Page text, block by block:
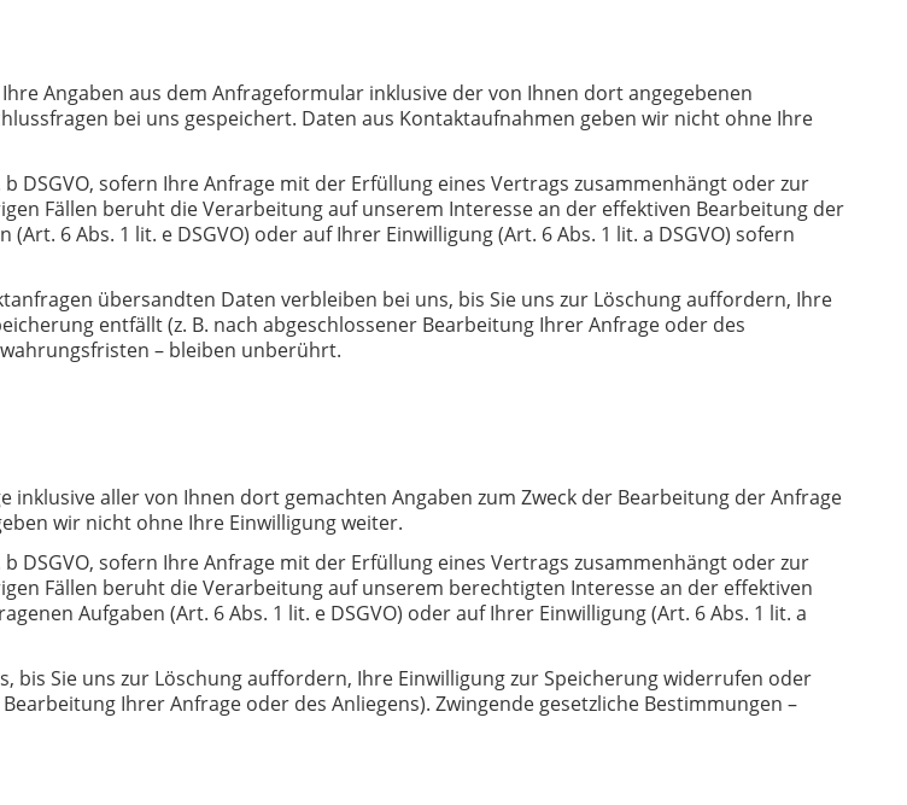
Angaben aus dem Anfrageformular inklusive der von Ihnen dort angegebenen
bei uns gespeichert. Daten aus Kontaktaufnahmen geben wir nicht ohne Ihre
DSGVO, sofern Ihre Anfrage mit der Erfüllung eines Vertrags zusammenhängt oder zur
Fällen beruht die Verarbeitung auf unserem Interesse an der effektiven Bearbeitung der
6 Abs. 1 lit. e DSGVO) oder auf Ihrer Einwilligung (Art. 6 Abs. 1 lit. a DSGVO) sofern
übersandten Daten verbleiben bei uns, bis Sie uns zur Löschung auffordern, Ihre
entfällt (z. B. nach abgeschlossener Bearbeitung Ihrer Anfrage oder des
– bleiben unberührt.
inklusive aller von Ihnen dort gemachten Angaben zum Zweck der Bearbeitung der Anfrage
wir nicht ohne Ihre Einwilligung weiter.
DSGVO, sofern Ihre Anfrage mit der Erfüllung eines Vertrags zusammenhängt oder zur
Fällen beruht die Verarbeitung auf unserem berechtigten Interesse an der effektiven
Aufgaben (Art. 6 Abs. 1 lit. e DSGVO) oder auf Ihrer Einwilligung (Art. 6 Abs. 1 lit. a
Sie uns zur Löschung auffordern, Ihre Einwilligung zur Speicherung widerrufen oder
Ihrer Anfrage oder des Anliegens). Zwingende gesetzliche Bestimmungen –